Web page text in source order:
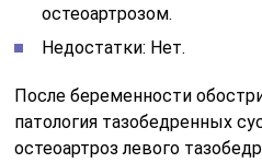
остеоартрозом.
Недостатки: Нет.
После беременности
патология тазобедренных
остеоартроз левого